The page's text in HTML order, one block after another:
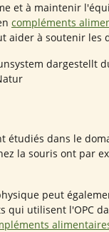
et à maintenir
compléments
aider à soutenir les
étudiés dans le
la souris ont par
peut
qui utilisent l'OPC